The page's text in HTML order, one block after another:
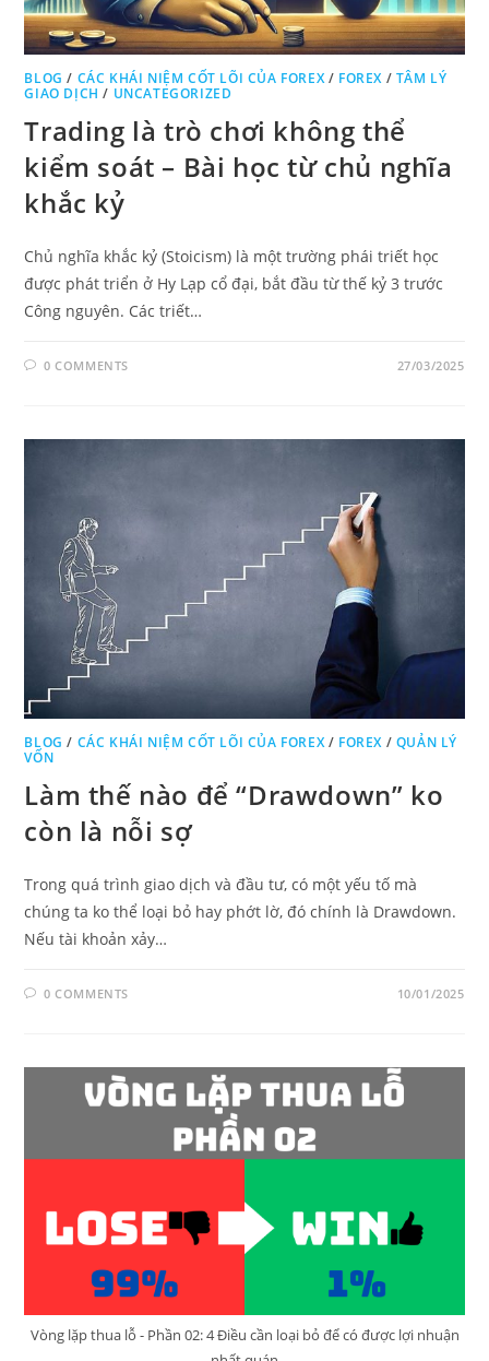
BLOG / CÁC KHÁI NIỆM CỐT LÕI CỦA FOREX/ FOREX / TÂM LÝ
GIAO DỊCH / UNCATEGORIZED
Trading là trò chơi không thể
kiểm soát – Bài học từ chủ nghĩa
khắc kỷ
Chủ nghĩa khắc kỷ (Stoicism) là một trường phái triết học
được phát triển ở Hy Lạp cổ đại, bắt đầu từ thế kỷ 3 trước
Công nguyên. Các triết…
0 COMMENTS 27/03/2025
BLOG / CÁC KHÁI NIỆM CỐT LÕI CỦA FOREX/ FOREX / QUẢN LÝ
VỐN
Làm thế nào để “Drawdown” ko
còn là nỗi sợ
Trong quá trình giao dịch và đầu tư, có một yếu tố mà
chúng ta ko thể loại bỏ hay phớt lờ, đó chính là Drawdown.
Nếu tài khoản xảy…
0 COMMENTS 10/01/2025
Vòng lặp thua lỗ - Phần 02: 4 Điều cần loại bỏ để có được lợi nhuận